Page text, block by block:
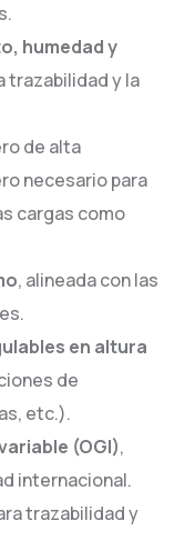
humedad y
trazabilidad y la
de alta
necesario para
cargas como
, alineada con las
en altura
de
etc.).
(OGI),
internacional.
trazabilidad y